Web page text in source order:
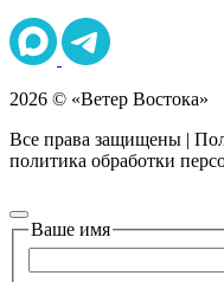
2026 © «Ветер Востока»
Все права защищены |
политика обработки
Ваше имя